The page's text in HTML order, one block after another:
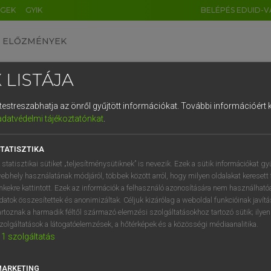
GYIK BELÉPÉS EDUID-
ELŐZMÉNYEK
szótár
VAN ELŐFIZETÉSED?
megtekintéséhez.
LISTÁJA
az önről gyűjtött információkat. További információért
tájékoztatónkat.
statisztikai sütiket „teljesítménysütiknek” is nevezik. Ezek a sütik információkat
használatának módjáról, többek között arról, hogy milyen oldalakat keresett
kattintott. Ezek az információk a felhasználó azonosítására nem
összesítettek és anonimizáltak. Céljuk kizárólag a weboldal funkcióinak
a harmadik féltől származó elemzési szolgáltatásokhoz tartozó sütik;
a látogatóelemzések, a hőtérképek és a közösségi médiaanalitika.
1 szolgáltatás
DE CN FR ES IT NL
1 2 3 4 5 6 7 8 9
q w e r t z u i
a s d f g h j k l é
í y x c v b n m , .